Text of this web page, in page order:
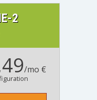
2
/mo €